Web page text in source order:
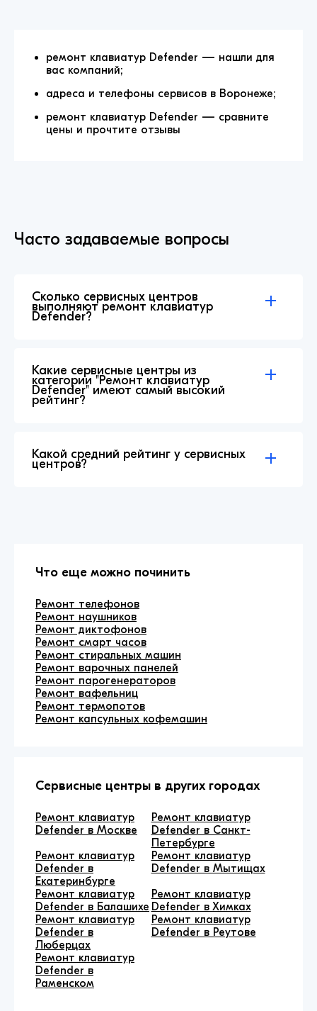
ремонт клавиатур Defender — нашли для
вас компаний;
адреса и телефоны сервисов в Воронеже;
ремонт клавиатур Defender — сравните
цены и прочтите отзывы
Часто задаваемые вопросы
Сколько сервисных центров
выполняют ремонт клавиатур
Defender?
Какие сервисные центры из
категории "Ремонт клавиатур
Defender" имеют самый высокий
рейтинг?
Какой средний рейтинг у сервисных
центров?
Что еще можно починить
Ремонт телефонов
Ремонт наушников
Ремонт диктофонов
Ремонт смарт часов
Ремонт стиральных машин
Ремонт варочных панелей
Ремонт парогенераторов
Ремонт вафельниц
Ремонт термопотов
Ремонт капсульных кофемашин
Сервисные центры в других городах
Ремонт клавиатур
Defender в Москве
Ремонт клавиатур
Defender в Санкт-
Петербурге
Ремонт клавиатур
Defender в
Екатеринбурге
Ремонт клавиатур
Defender в Мытищах
Ремонт клавиатур
Defender в Балашихе
Ремонт клавиатур
Defender в Химках
Ремонт клавиатур
Defender в
Люберцах
Ремонт клавиатур
Defender в Реутове
Ремонт клавиатур
Defender в
Раменском